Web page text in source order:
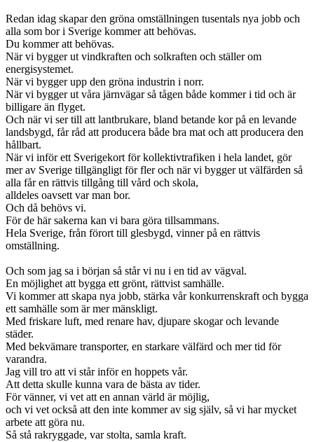
Redan idag skapar den gröna omställningen tusentals nya jobb och
alla som bor i Sverige kommer att behövas.
Du kommer att behövas.
När vi bygger ut vindkraften och solkraften och ställer om
energisystemet.
När vi bygger upp den gröna industrin i norr.
När vi bygger ut våra järnvägar så tågen både kommer i tid och är
billigare än flyget.
Och när vi ser till att lantbrukare, bland betande kor på en levande
landsbygd, får råd att producera både bra mat och att producera den
hållbart.
När vi inför ett Sverigekort för kollektivtrafiken i hela landet, gör
mer av Sverige tillgängligt för fler och när vi bygger ut välfärden så
alla får en rättvis tillgång till vård och skola,
alldeles oavsett var man bor.
Och då behövs vi.
För de här sakerna kan vi bara göra tillsammans.
Hela Sverige, från förort till glesbygd, vinner på en rättvis
omställning.
Och som jag sa i början så står vi nu i en tid av vägval.
En möjlighet att bygga ett grönt, rättvist samhälle.
Vi kommer att skapa nya jobb, stärka vår konkurrenskraft och bygga
ett samhälle som är mer mänskligt.
Med friskare luft, med renare hav, djupare skogar och levande
städer.
Med bekvämare transporter, en starkare välfärd och mer tid för
varandra.
Jag vill tro att vi står inför en hoppets vår.
Att detta skulle kunna vara de bästa av tider.
För vänner, vi vet att en annan värld är möjlig,
och vi vet också att den inte kommer av sig själv, så vi har mycket
arbete att göra nu.
Så stå rakryggade, var stolta, samla kraft.